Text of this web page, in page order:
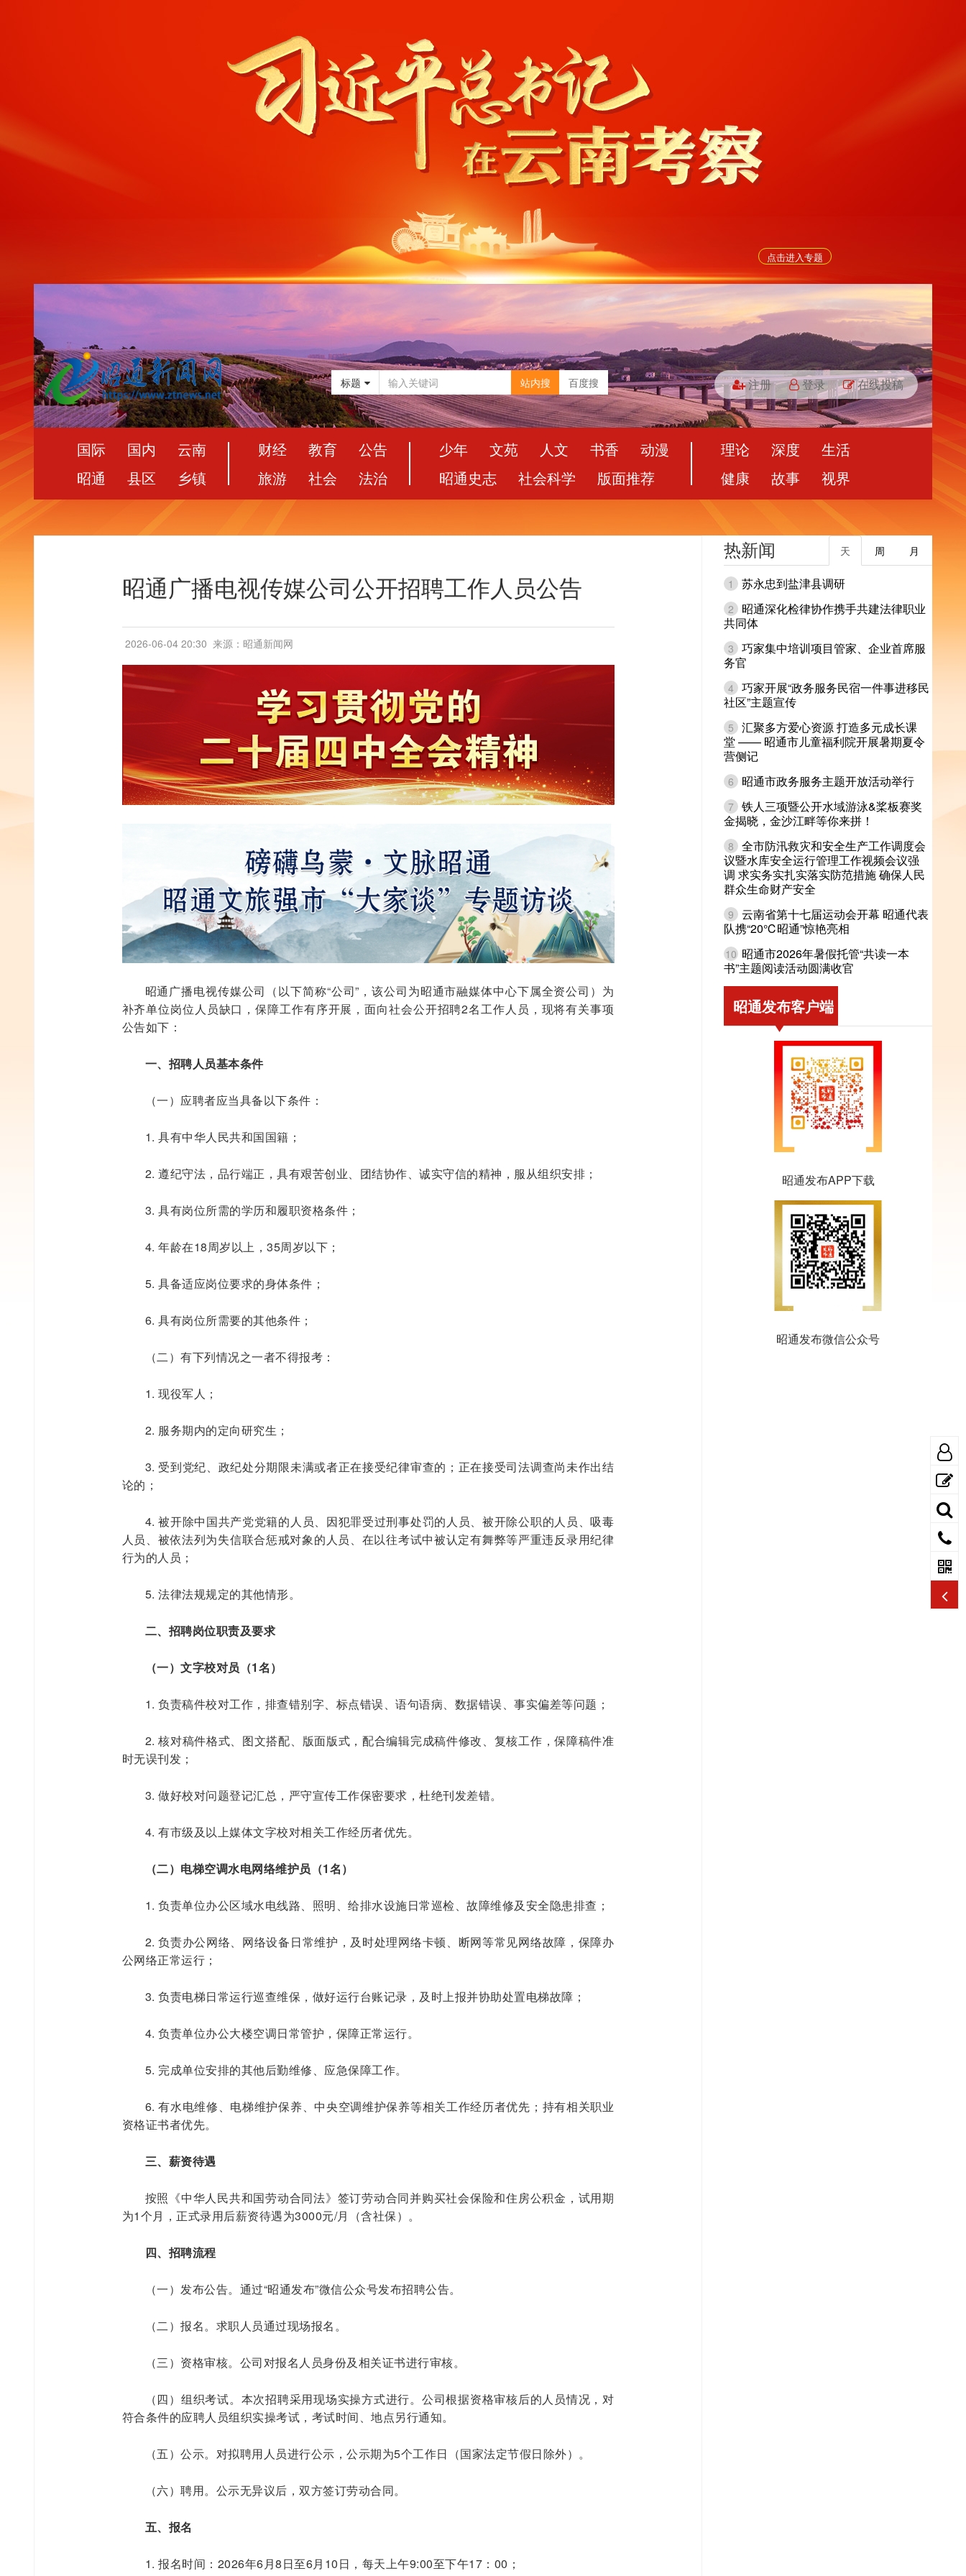
点击进入专题
标题 站内搜 百度搜 注册 登录 在线投稿
国际 国内
云南
昭通
县区 乡镇
财经 教育
公告
旅游
社会 法治
少年 文苑 人文 书香
动漫
昭通史志
社会科学 版面推荐
理论 深度
生活
健康
故事 视界
昭通广播电视传媒公司公开招聘工作人员公告
2026-06-04 20:30 来源：昭通新闻网
昭通广播电视传媒公司（以下简称“公司”，该公司为昭通市融媒体中心下属全资公司）为
补齐单位岗位人员缺口，保障工作有序开展，面向社会公开招聘2名工作人员，现将有关事项
公告如下：
一、招聘人员基本条件
（一）应聘者应当具备以下条件：
1. 具有中华人民共和国国籍；
2. 遵纪守法，品行端正，具有艰苦创业、团结协作、诚实守信的精神，服从组织安排；
3. 具有岗位所需的学历和履职资格条件；
4. 年龄在18周岁以上，35周岁以下；
5. 具备适应岗位要求的身体条件；
6. 具有岗位所需要的其他条件；
（二）有下列情况之一者不得报考：
1. 现役军人；
2. 服务期内的定向研究生；
3. 受到党纪、政纪处分期限未满或者正在接受纪律审查的；正在接受司法调查尚未作出结
论的；
4. 被开除中国共产党党籍的人员、因犯罪受过刑事处罚的人员、被开除公职的人员、吸毒
人员、被依法列为失信联合惩戒对象的人员、在以往考试中被认定有舞弊等严重违反录用纪律
行为的人员；
5. 法律法规规定的其他情形。
二、招聘岗位职责及要求
（一）文字校对员（1名）
1. 负责稿件校对工作，排查错别字、标点错误、语句语病、数据错误、事实偏差等问题；
2. 核对稿件格式、图文搭配、版面版式，配合编辑完成稿件修改、复核工作，保障稿件准
时无误刊发；
3. 做好校对问题登记汇总，严守宣传工作保密要求，杜绝刊发差错。
4. 有市级及以上媒体文字校对相关工作经历者优先。
（二）电梯空调水电网络维护员（1名）
1. 负责单位办公区域水电线路、照明、给排水设施日常巡检、故障维修及安全隐患排查；
2. 负责办公网络、网络设备日常维护，及时处理网络卡顿、断网等常见网络故障，保障办
公网络正常运行；
3. 负责电梯日常运行巡查维保，做好运行台账记录，及时上报并协助处置电梯故障；
4. 负责单位办公大楼空调日常管护，保障正常运行。
5. 完成单位安排的其他后勤维修、应急保障工作。
6. 有水电维修、电梯维护保养、中央空调维护保养等相关工作经历者优先；持有相关职业
资格证书者优先。
三、薪资待遇
按照《中华人民共和国劳动合同法》签订劳动合同并购买社会保险和住房公积金，试用期
为1个月，正式录用后薪资待遇为3000元/月（含社保）。
四、招聘流程
（一）发布公告。通过“昭通发布”微信公众号发布招聘公告。
（二）报名。求职人员通过现场报名。
（三）资格审核。公司对报名人员身份及相关证书进行审核。
（四）组织考试。本次招聘采用现场实操方式进行。公司根据资格审核后的人员情况，对
符合条件的应聘人员组织实操考试，考试时间、地点另行通知。
（五）公示。对拟聘用人员进行公示，公示期为5个工作日（国家法定节假日除外）。
（六）聘用。公示无异议后，双方签订劳动合同。
五、报名
1. 报名时间：2026年6月8日至6月10日，每天上午9:00至下午17：00；
热新闻 月
周
天
1 苏永忠到盐津县调研
2
昭通深化检律协作携手共建法律职业
共同体
3 巧家集中培训项目管家、企业首席服
务官
4 巧家开展“政务服务民宿一件事进移民
社区”主题宣传
5 汇聚多方爱心资源 打造多元成长课
堂 —— 昭通市儿童福利院开展暑期夏令
营侧记
6 昭通市政务服务主题开放活动举行
7 铁人三项暨公开水域游泳&桨板赛奖
金揭晓，金沙江畔等你来拼！
8 全市防汛救灾和安全生产工作调度会
议暨水库安全运行管理工作视频会议强
调 求实务实扎实落实防范措施 确保人民
群众生命财产安全
9 云南省第十七届运动会开幕 昭通代表
队携“20℃昭通”惊艳亮相
10 昭通市2026年暑假托管“共读一本
书”主题阅读活动圆满收官
昭通发布客户端
昭通发布APP下载
昭通发布微信公众号